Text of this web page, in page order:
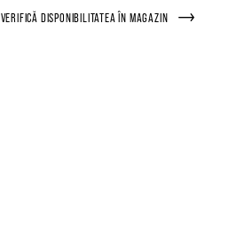
VERIFICĂ DISPONIBILITATEA ÎN MAGAZIN